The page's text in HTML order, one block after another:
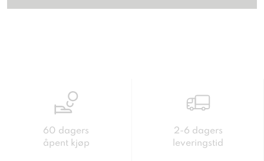
60 dagers
åpent kjøp
2-6 dagers
leveringstid